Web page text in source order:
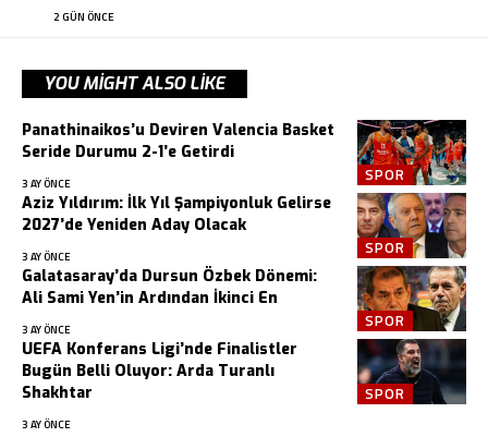
2 GÜN ÖNCE
YOU MIGHT ALSO LIKE
SPOR
Panathinaikos’u Deviren Valencia Basket
Seride Durumu 2-1’e Getirdi
3 AY ÖNCE
SPOR
Aziz Yıldırım: İlk Yıl Şampiyonluk Gelirse
2027’de Yeniden Aday Olacak
3 AY ÖNCE
SPOR
Galatasaray’da Dursun Özbek Dönemi:
Ali Sami Yen’in Ardından İkinci En
3 AY ÖNCE
SPOR
UEFA Konferans Ligi’nde Finalistler
Bugün Belli Oluyor: Arda Turanlı
Shakhtar
3 AY ÖNCE